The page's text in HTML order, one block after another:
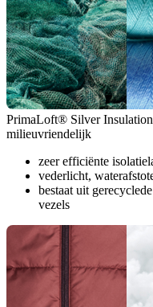
PrimaLoft® Silver
milieuvriendelijk
zeer efficiënte
vederlicht,
bestaat uit
vezels